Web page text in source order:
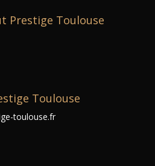
Prestige Toulouse
Toulouse
toulouse.fr